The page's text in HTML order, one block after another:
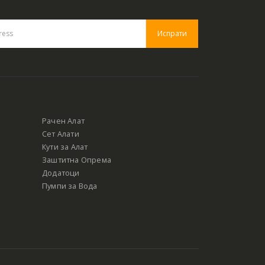
Рачен Алат
Сет Алати
Кути за Алат
Заштитна Опрема
Додатоци
Пумпи за Вода